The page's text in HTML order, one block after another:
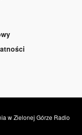
w Zielonej Górze Radio